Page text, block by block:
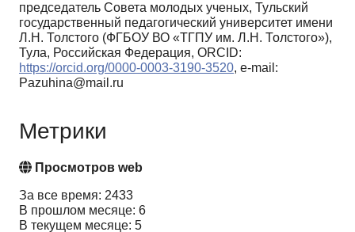
председатель Совета молодых ученых, Тульский
государственный педагогический университет имени
Л.Н. Толстого (ФГБОУ ВО «ТГПУ им. Л.Н. Толстого»),
Тула, Российская Федерация, ORCID:
https://orcid.org/0000-0003-3190-3520, e-mail:
Pazuhina@mail.ru
Метрики
Просмотров web
За все время: 2433
В прошлом месяце: 6
В текущем месяце: 5